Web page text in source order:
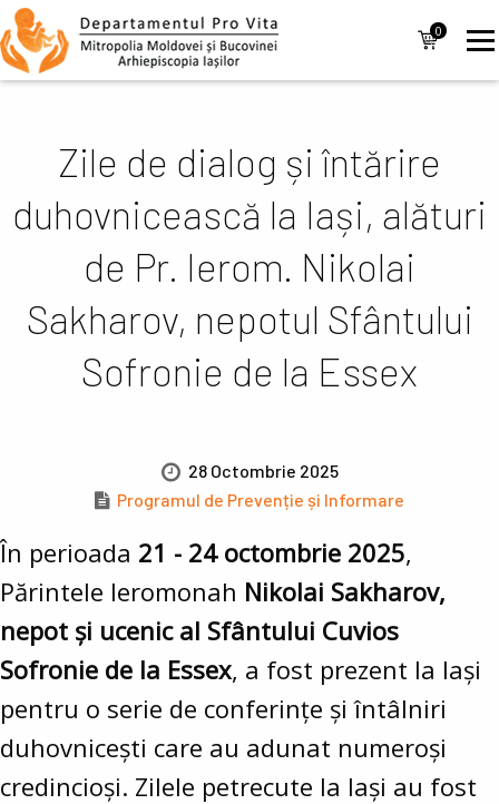
Mergi la conţinutul principal
0
items
Navigare
principală
Zile de dialog și întărire
duhovnicească la Iași, alături
de Pr. Ierom. Nikolai
Sakharov, nepotul Sfântului
Sofronie de la Essex
28 Octombrie 2025
Programul de Prevenție și Informare
În perioada 21 - 24 octombrie 2025,
Părintele Ieromonah Nikolai Sakharov,
nepot și ucenic al Sfântului Cuvios
Sofronie de la Essex, a fost prezent la Iași
pentru o serie de conferințe și întâlniri
duhovnicești care au adunat numeroși
credincioși. Zilele petrecute la Iași au fost